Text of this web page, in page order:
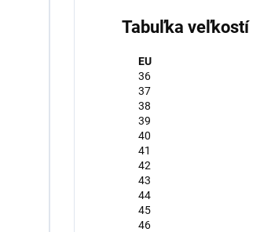
Tabuľka veľkostí
EU
36
37
38
39
40
41
42
43
44
45
46